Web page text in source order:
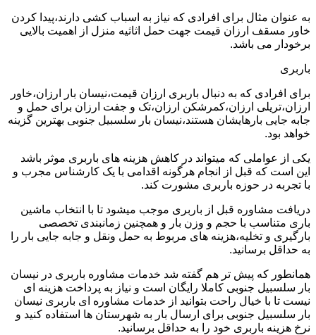
به عنوان مثال برای افرادی که نیاز به اسباب کشی دارند،پیدا کردن
خاور مسقف ارزان قیمت جهت حمل اثاثیه منزل از اهمیت بالایی
برخودار می باشد.
باربری
برای افرادی که به دنبال باربری ارزان قیمت،نیسان بار ارزان،خاور
ارزان،تریلی ارزان،کمرشکن ارزان،تک و جفت ارزان برای حمل و
جابه جایی بارهایشان هستند،نیسان بار سلسبیل جنوبی بهترین گزینه
خواهد بود.
یکی از عواملی که میتواند در کاهش هزینه های باربری موثر باشد
این است که قبل از انجام هرگونه اقدامی با یک کارشناس مجرب و
با تجربه در حوزه باربری مشورت کند.
دریافت مشاوره قبل از باربری موجب میشود تا با انتخاب ماشین
باری متناسب با حجم و وزن بار و همچنین زمانبندی تخصصی
بارگیری و تخلیه،هزینه های مربوط به حمل ونقل و جابه جایی بار را
به حداقل برسانید.
همانطور که پیش تر هم گفته شد خدمات مشاوره باربری در نیسان
بار سلسبیل جنوبی کاملا رایگان است و نیاز به پرداخت هزینه ای
نیست تا با خیال راحت بتوانید از خدمات مشاوره ای باربری نیسان
بار سلسبیل جنوبی برای ارسال بار به شهرستان ها استفاده کنید و
نرخ هزینه باربری خود را به حداقل برسانید.